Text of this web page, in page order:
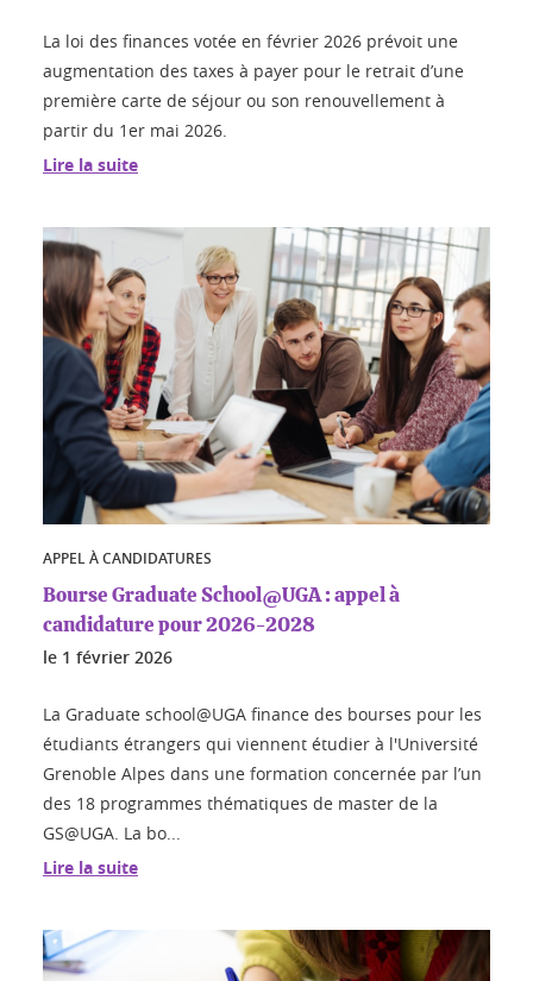
La loi des finances votée en février 2026 prévoit une
augmentation des taxes à payer pour le retrait d’une
première carte de séjour ou son renouvellement à
partir du 1er mai 2026.
Lire la suite
APPEL À CANDIDATURES
Bourse Graduate School@UGA : appel à
candidature pour 2026-2028
le 1 février 2026
La Graduate school@UGA finance des bourses pour les
étudiants étrangers qui viennent étudier à l'Université
Grenoble Alpes dans une formation concernée par l’un
des 18 programmes thématiques de master de la
GS@UGA. La bo...
Lire la suite